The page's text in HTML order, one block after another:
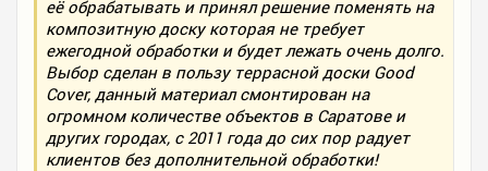
КОНТАКТЫ
ПОЛЕЗНОЕ
её обрабатывать и принял решение поменять на
композитную доску которая не требует
ежегодной обработки и будет лежать очень долго.
Выбор сделан в пользу террасной доски Good
Cover, данный материал смонтирован на
огромном количестве объектов в Саратове и
других городах, с 2011 года до сих пор радует
клиентов без дополнительной обработки!